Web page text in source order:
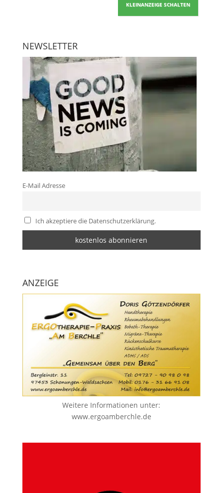
KLEINANZEIGE SCHALTEN
NEWSLETTER
E-Mail Adresse
Ich akzeptiere die Datenschutzerklärung.
ANZEIGE
Weitere Informationen unter:
www.ergoamberchle.de